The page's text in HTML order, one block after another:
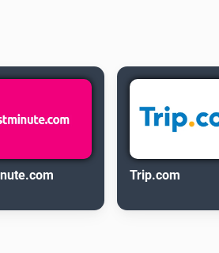
Trip.com